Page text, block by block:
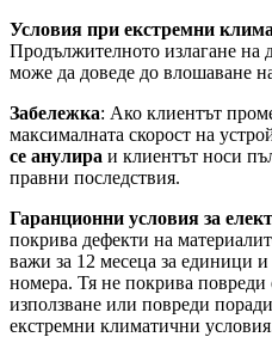
Условия при екстремни
Продължителното излагане на
може да доведе до влошаване
Забележка: Ако клиентът
максималната скорост на
се анулира и клиентът носи
правни последствия.
Гаранционни условия за
покрива дефекти на
важи за 12 месеца за единици
номера. Тя не покрива
използване или повреди
екстремни климатични